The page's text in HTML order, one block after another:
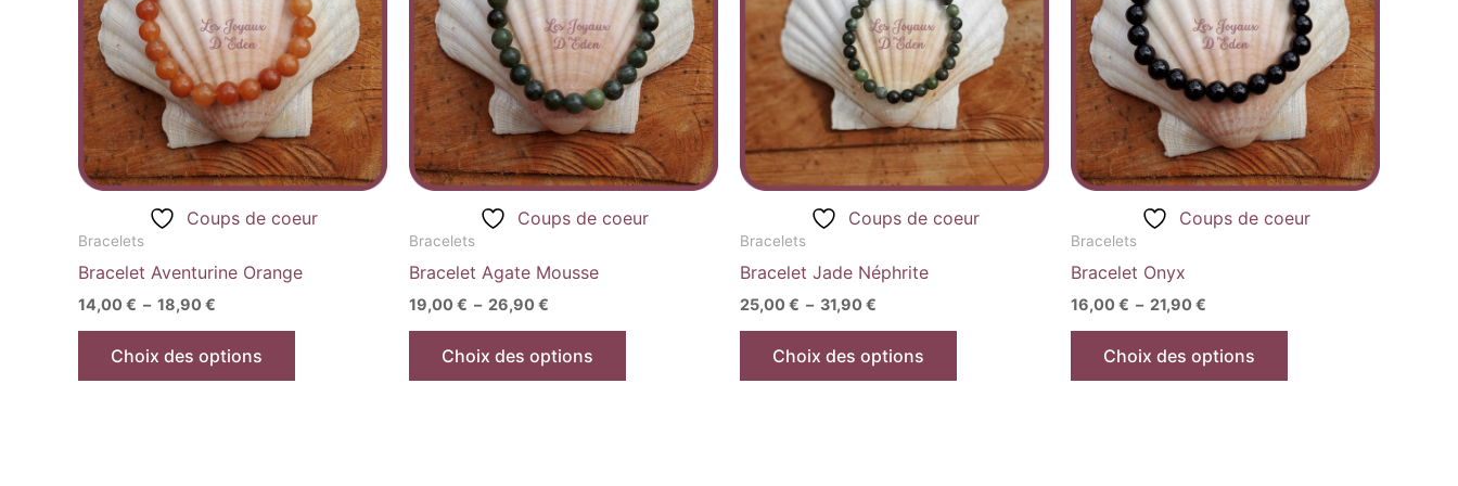
Coups de coeur
Bracelets
Bracelet Aventurine Orange
14,00 € – 18,90 €
Choix des options
variations.
Les
options
peuvent
être
choisies
sur
Coups de coeur
Bracelets
Bracelet Agate Mousse
19,00 € – 26,90 €
Choix des options
variations.
Les
options
peuvent
être
choisies
sur
Coups de coeur
Bracelets
Bracelet Jade Néphrite
25,00 € – 31,90 €
Choix des options
variations.
Les
options
peuvent
être
choisies
sur
Coups de coeur
Bracelets
Bracelet Onyx
16,00 € – 21,90 €
Choix des options
variations.
Les
options
peuvent
être
choisies
sur